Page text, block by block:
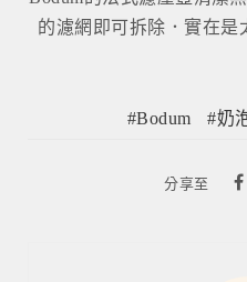
的濾網即可拆除．實在是
Bodum 奶
分享至